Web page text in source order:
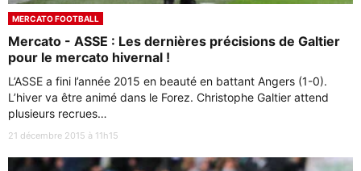
MERCATO FOOTBALL
Mercato - ASSE : Les dernières précisions de Galtier
pour le mercato hivernal !
L’ASSE a fini l’année 2015 en beauté en battant Angers (1-0).
L’hiver va être animé dans le Forez. Christophe Galtier attend
plusieurs recrues…
21 décembre 2015 à 11h15